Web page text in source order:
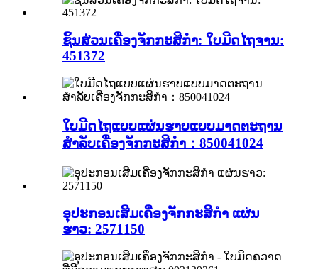
ຊິ້ນສ່ວນເຄື່ອງຈັກກະສິກຳ: ໃບມີດໄຖຈານ:
451372
ໃບມີດໄຖແບບແຜ່ນຮາບແບບມາດຕະຖານ
ສຳລັບເຄື່ອງຈັກກະສິກຳ：850041024
ອຸປະກອນເສີມເຄື່ອງຈັກກະສິກໍາ ແຜ່ນ
ຮາວ: 2571150